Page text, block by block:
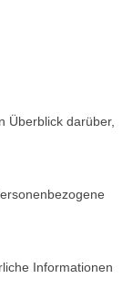
Überblick darüber,
Informationen